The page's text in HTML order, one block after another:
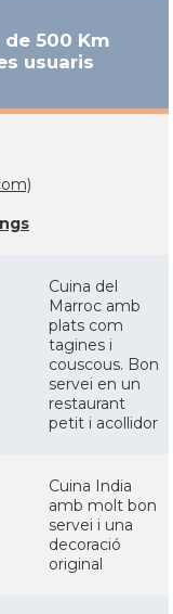
500 Km
usuaris
Cuina del
Marroc amb
plats com
tagines i
couscous. Bon
servei en un
restaurant
petit i acollidor
Cuina India
amb molt bon
servei i una
decoració
original